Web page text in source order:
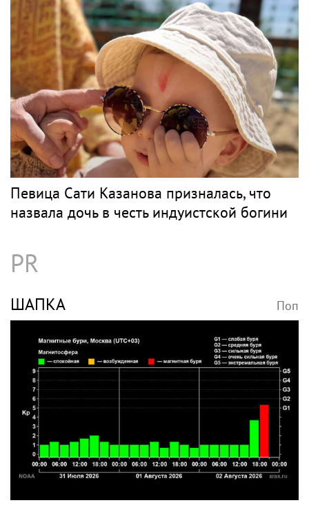
Певица Сати Казанова призналась, что
назвала дочь в честь индуистской богини
PR
ШАПКА Поп